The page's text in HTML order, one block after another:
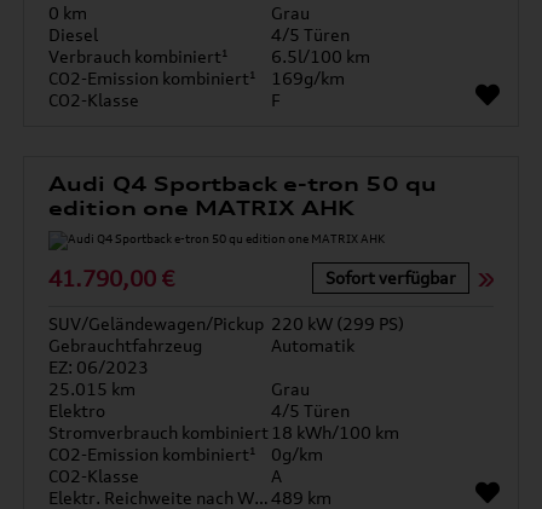
0 km
Grau
Diesel
4/5 Türen
Verbrauch kombiniert¹
6.5l/100 km
CO2-Emission kombiniert¹
169g/km
CO2-Klasse
F
Audi Q4 Sportback e-tron 50 qu
edition one MATRIX AHK
41.790,00 € Sofort verfügbar
SUV/Geländewagen/Pickup 220 kW (299 PS)
Gebrauchtfahrzeug
Automatik
EZ: 06/2023
25.015 km
Grau
Elektro
4/5 Türen
Stromverbrauch kombiniert 18 kWh/100 km
CO2-Emission kombiniert¹
0g/km
CO2-Klasse
A
Elektr. Reichweite nach WLTP*489 km